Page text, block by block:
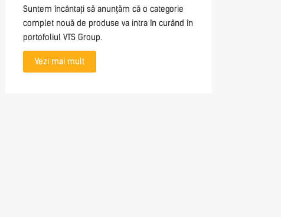
Suntem încântați să anunțăm că o categorie
complet nouă de produse va intra în curând în
portofoliul VTS Group.
Vezi mai mult